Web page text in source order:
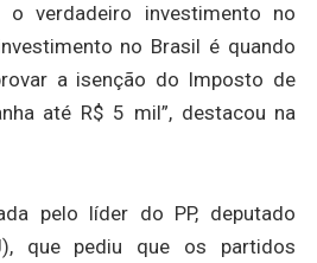
verdadeiro investimento no
no Brasil é quando
a isenção do Imposto de
até R$ 5 mil”, destacou na
pelo líder do PP, deputado
que pediu que os partidos